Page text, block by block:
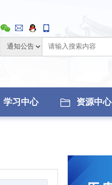
学习中心 资源中心